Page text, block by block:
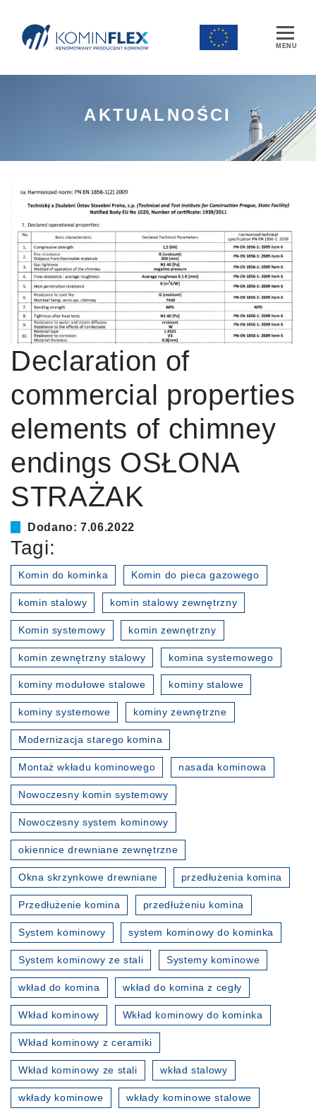
Main Navigation
AKTUALNOŚCI
Declaration of
commercial properties
elements of chimney
endings OSŁONA
STRAŻAK
Dodano: 7.06.2022
Tagi:
Komin do kominka Komin do pieca gazowego
komin stalowy komin stalowy zewnętrzny
Komin systemowy komin zewnętrzny
komin zewnętrzny stalowy komina systemowego
kominy modułowe stalowe kominy stalowe
kominy systemowe kominy zewnętrzne
Modernizacja starego komina
Montaż wkładu kominowego nasada kominowa
Nowoczesny komin systemowy
Nowoczesny system kominowy
okiennice drewniane zewnętrzne
Okna skrzynkowe drewniane przedłużenia komina
Przedłużenie komina przedłużeniu komina
System kominowy system kominowy do kominka
System kominowy ze stali Systemy kominowe
wkład do komina wkład do komina z cegły
Wkład kominowy Wkład kominowy do kominka
Wkład kominowy z ceramiki
Wkład kominowy ze stali wkład stalowy
wkłady kominowe wkłady kominowe stalowe